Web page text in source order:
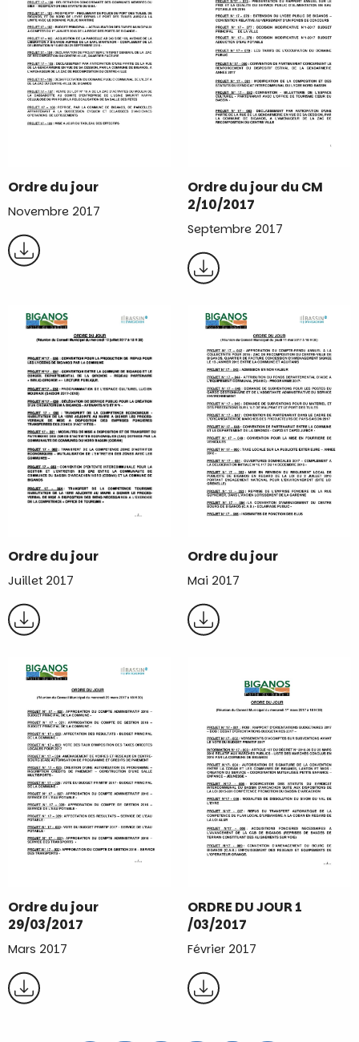
Ordre du jour
Novembre 2017
Ordre du jour du CM
2/10/2017
Septembre 2017
Ordre du jour
Juillet 2017
Ordre du jour
Mai 2017
Ordre du jour
29/03/2017
Mars 2017
ORDRE DU JOUR 1
/03/2017
Février 2017